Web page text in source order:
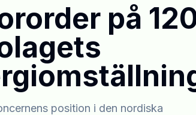
på
position i den nordiska